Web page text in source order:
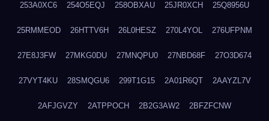
253A0XC6 254O5EQJ 258OBXAU 25JR0XCH 25Q8956U
25RMMEOD 26HTTV6H 26L0HESZ 270L4YOL 276UFPNM
27E8J3FW 27MKG0DU 27MNQPU0 27NBD68F 27O3D674
27VYT4KU 28SMQGU6 299T1G15 2A01R6QT 2AAYZL7V
2AFJGVZY 2ATPPOCH 2B2G3AW2 2BFZFCNW